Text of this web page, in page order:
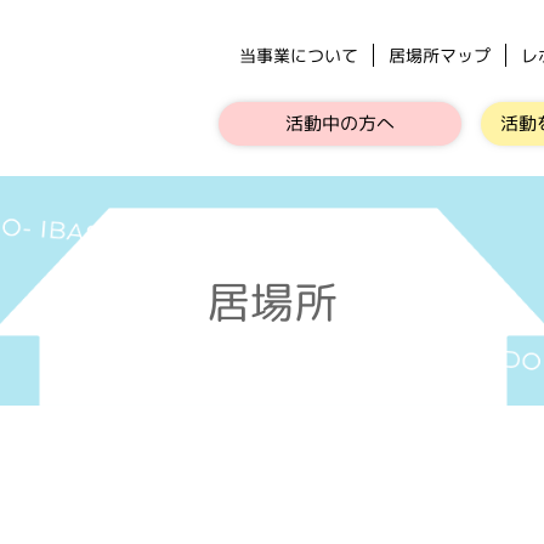
当事業について 居場所マップ レ
活動中の方へ 活動
居場所